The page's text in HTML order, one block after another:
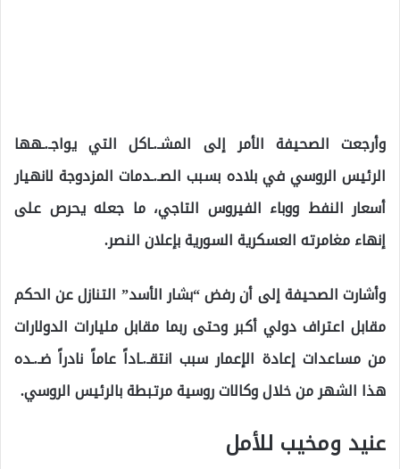
وأرجعت الصحيفة الأمر إلى المشـ.ـاكل التي يواجـ.ـهها
الرئيس الروسي في بلاده بسبب الصـ.ـدمات المزدوجة لانهيار
أسعار النفط ووباء الفيروس التاجي، ما جعله يحرص على
إنهاء مغامرته العسكرية السورية بإعلان النصر.
وأشارت الصحيفة إلى أن رفض “بشار الأسد” التنازل عن الحكم
مقابل اعتراف دولي أكبر وحتى ربما مقابل مليارات الدولارات
من مساعدات إعادة الإعمار سبب انتقـ.ـاداً عاماً نادراً ضـ.ـده
هذا الشهر من خلال وكالات روسية مرتبطة بالرئيس الروسي.
عنيد ومخيب للأمل